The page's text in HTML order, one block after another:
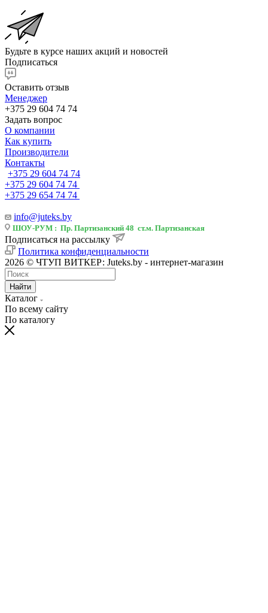
Будьте в курсе наших акций и новостей
Подписаться
Оставить отзыв
Менеджер
+375 29 604 74 74
Задать вопрос
О компании
Как купить
Производители
Контакты
+375 29 604 74 74
+375 29 604 74 74
+375 29 654 74 74
info@juteks.by
ШОУ-РУМ : Пр. Партизанский 48 ст.м. Партизанская
Подписаться на рассылку
Политика конфиденциальности
2026 © ЧТУП ВИТКЕР: Juteks.by - интернет-магазин
Найти
Каталог
По всему сайту
По каталогу